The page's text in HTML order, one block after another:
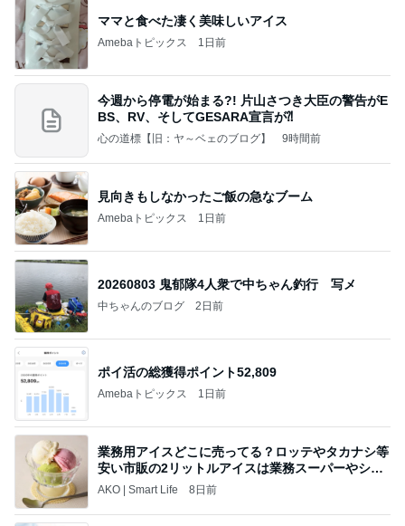
ママと食べた凄く美味しいアイス
Amebaトピックス 1日前
今週から停電が始まる?! 片山さつき大臣の警告がE
BS、RV、そしてGESARA宣言が⁈
心の道標【旧：ヤ～ベェのブログ】 9時間前
見向きもしなかったご飯の急なブーム
Amebaトピックス 1日前
20260803 鬼郁隊4人衆で中ちゃん釣行 写メ
中ちゃんのブログ 2日前
ポイ活の総獲得ポイント52,809
Amebaトピックス 1日前
業務用アイスどこに売ってる？ロッテやタカナシ等
安い市販の2リットルアイスは業務スーパーやシャ
トレ
AKO | Smart Life 8日前